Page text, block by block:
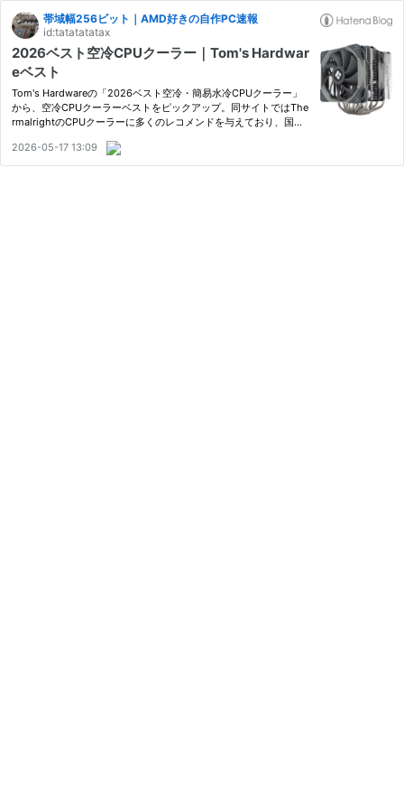
帯域幅256ビット｜AMD好きの自作PC速報
id:tatatatatax
2026ベスト空冷CPUクーラー｜Tom's Hardwar
eベスト
Tom's Hardwareの「2026ベスト空冷・簡易水冷CPUクーラー」
から、空冷CPUクーラーベストをピックアップ。同サイトではThe
rmalrightのCPUクーラーに多くのレコメンドを与えており、国内
ックをしてみる。アッパーミドルレンジまでの空冷CPUクーラー選
びの参考…
2026-05-17 13:09